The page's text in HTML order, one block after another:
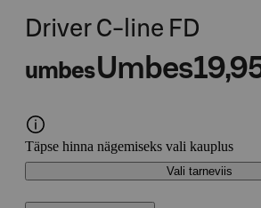
Driver C-line FD
umbesUmbes
Täpse hinna nägemiseks vali kauplus
Vali tarneviis